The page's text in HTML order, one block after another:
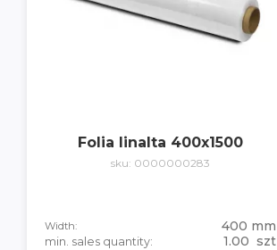
Folia linalta 400x1500
sku: 0000000283
Width: 400 mm
min. sales quantity: 1.00 szt